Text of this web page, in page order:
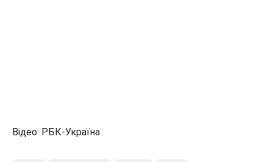
Відео: РБК-Україна